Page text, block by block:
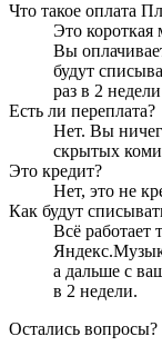
Что такое оплата
Это короткая
Вы
будут
раз в 2 недели
Есть ли переплата?
Нет. Вы
скрытых
Это кредит?
Нет, это не
Как будут
Всё работает
а дальше с
в 2 недели.
Остались вопросы?